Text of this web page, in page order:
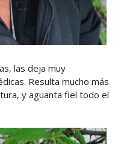
las deja muy
Resulta mucho más
y aguanta fiel todo el